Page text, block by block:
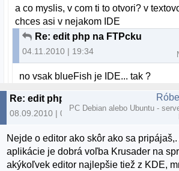
a co myslis, v com ti to otvori? v
chces asi v nejakom IDE
Re: edit php na FTPcku
04.11.2010 | 19:34
no vsak blueFish je IDE... tak ?
Re: edit php na FTPcku
08.09.2010 | 09:25
PC Debian alebo Ubuntu -
Nejde o editor ako skôr ako sa
aplikácie je dobrá voľba Krusader na
akýkoľvek editor najlepšie tiež z KDE,